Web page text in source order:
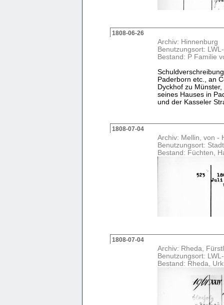
1808-06-26
Archiv: Hinnenburg
Benutzungsort:
Bestand: P Familie
Paderborn etc., an
Dyckhof zu
seines Hauses in
und der Kasseler
1808-07-04
Archiv: Mellin, von -
Benutzungsort:
Bestand: Füchten,
1808-07-04
Archiv: Rheda,
Benutzungsort:
Bestand: Rheda,